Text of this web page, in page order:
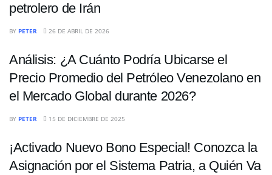
petrolero de Irán
BY PETER 26 DE ABRIL DE 2026
Análisis: ¿A Cuánto Podría Ubicarse el
Precio Promedio del Petróleo Venezolano en
el Mercado Global durante 2026?
BY PETER 15 DE DICIEMBRE DE 2025
¡Activado Nuevo Bono Especial! Conozca la
Asignación por el Sistema Patria, a Quién Va